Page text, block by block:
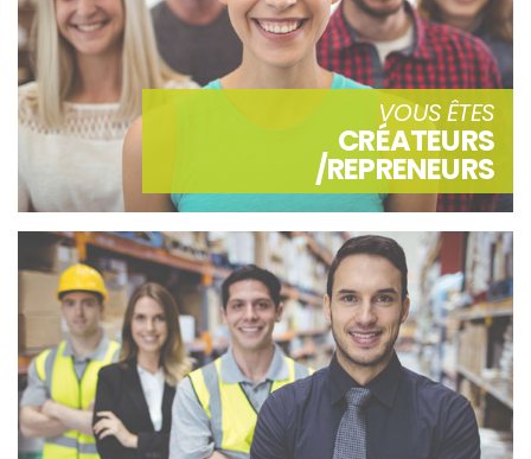
VOUS ÊTES
CRÉATEURS
/REPRENEURS